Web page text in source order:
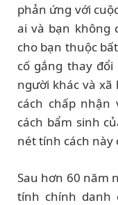
phản ứng với
ai và bạn không
cho bạn thuộc
cố gắng thay
người khác và
cách chấp
cách bẩm sinh
nét tính cách này
Sau hơn 60 năm
tính chính danh